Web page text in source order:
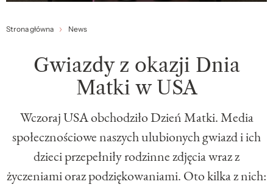
Strona główna News
Gwiazdy z okazji Dnia
Matki w USA
Wczoraj USA obchodziło Dzień Matki. Media
społecznościowe naszych ulubionych gwiazd i ich
dzieci przepełniły rodzinne zdjęcia wraz z
życzeniami oraz podziękowaniami. Oto kilka z nich: